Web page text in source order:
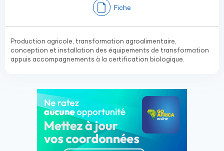
Fiche
Production agricole, transformation agroalimentaire,
conception et installation des équipements de transformation
appuis accompagnements à la certification biologique.